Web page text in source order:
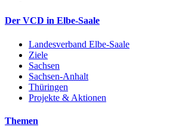
Der VCD in Elbe-Saale
Landesverband Elbe-Saale
Ziele
Sachsen
Sachsen-Anhalt
Thüringen
Projekte & Aktionen
Themen